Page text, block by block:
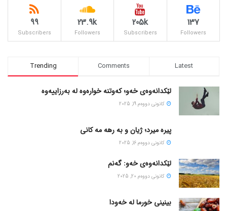
137
Followers
205k
Subscribers
23.9k
Followers
99
Subscribers
Trending Comments Latest
لێکدانەوەی خەو؛ کەوتنە خوارەوە لە بەرزاییەوە
كانونی دووه‌م 19, 2025
پیره میرد؛ ژیان و به رهه مه کانی
كانونی دووه‌م 16, 2025
لێکدانەوەی خەو: گەنم
كانونی دووه‌م 20, 2025
بینینی خورما لە خەودا